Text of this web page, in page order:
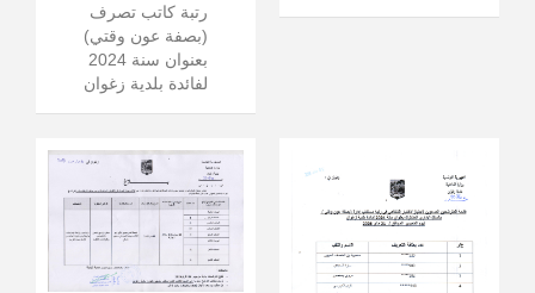
رتبة كاتب تصرف
(بصفة عون وقتي)
بعنوان سنة 2024
لفائدة بلدية زغوان